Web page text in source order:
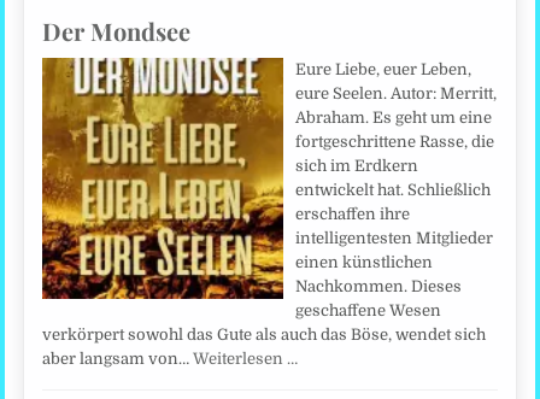
Der Mondsee
Eure Liebe, euer Leben,
eure Seelen. Autor: Merritt,
Abraham. Es geht um eine
fortgeschrittene Rasse, die
sich im Erdkern
entwickelt hat. Schließlich
erschaffen ihre
intelligentesten Mitglieder
einen künstlichen
Nachkommen. Dieses
geschaffene Wesen
verkörpert sowohl das Gute als auch das Böse, wendet sich
aber langsam von…Weiterlesen …